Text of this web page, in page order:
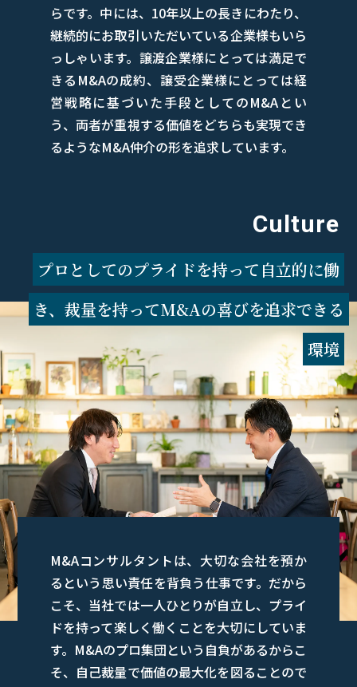
らです。中には、10年以上の長きにわたり、
継続的にお取引いただいている企業様もいら
っしゃいます。譲渡企業様にとっては満足で
きるM&Aの成約、譲受企業様にとっては経
営戦略に基づいた手段としてのM&Aとい
う、両者が重視する価値をどちらも実現でき
るようなM&A仲介の形を追求しています。
Culture
プロとしてのプライドを持って自立的に働
き、 裁量を持ってM&Aの喜びを追求できる
環境
M&Aコンサルタントは、大切な会社を預か
るという思い責任を背負う仕事です。だから
こそ、当社では一人ひとりが自立し、プライ
ドを持って楽しく働くことを大切にしていま
す。M&Aのプロ集団という自負があるからこ
そ、自己裁量で価値の最大化を図ることので